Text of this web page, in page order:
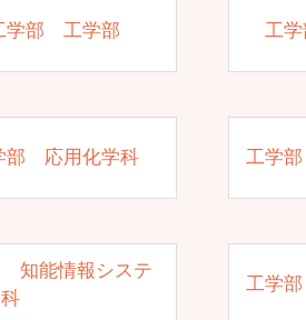
学部 工学部 工
部 応用化学科 工学
知能情報システ
工学